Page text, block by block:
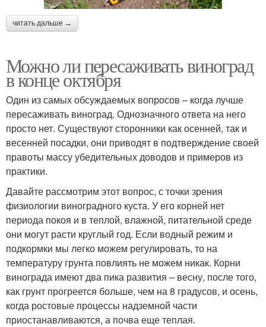
читать дальше →
Можно ли пересаживать виноград
в конце октября
Один из самых обсуждаемых вопросов – когда лучше
пересаживать виноград. Однозначного ответа на него
просто нет. Существуют сторонники как осенней, так и
весенней посадки, они приводят в подтверждение своей
правоты массу убедительных доводов и примеров из
практики.
Давайте рассмотрим этот вопрос, с точки зрения
физиологии виноградного куста. У его корней нет
периода покоя и в теплой, влажной, питательной среде
они могут расти круглый год. Если водный режим и
подкормки мы легко можем регулировать, то на
температуру грунта повлиять не можем никак. Корни
винограда имеют два пика развития – весну, после того,
как грунт прогреется больше, чем на 8 градусов, и осень,
когда ростовые процессы надземной части
приостанавливаются, а почва еще теплая.